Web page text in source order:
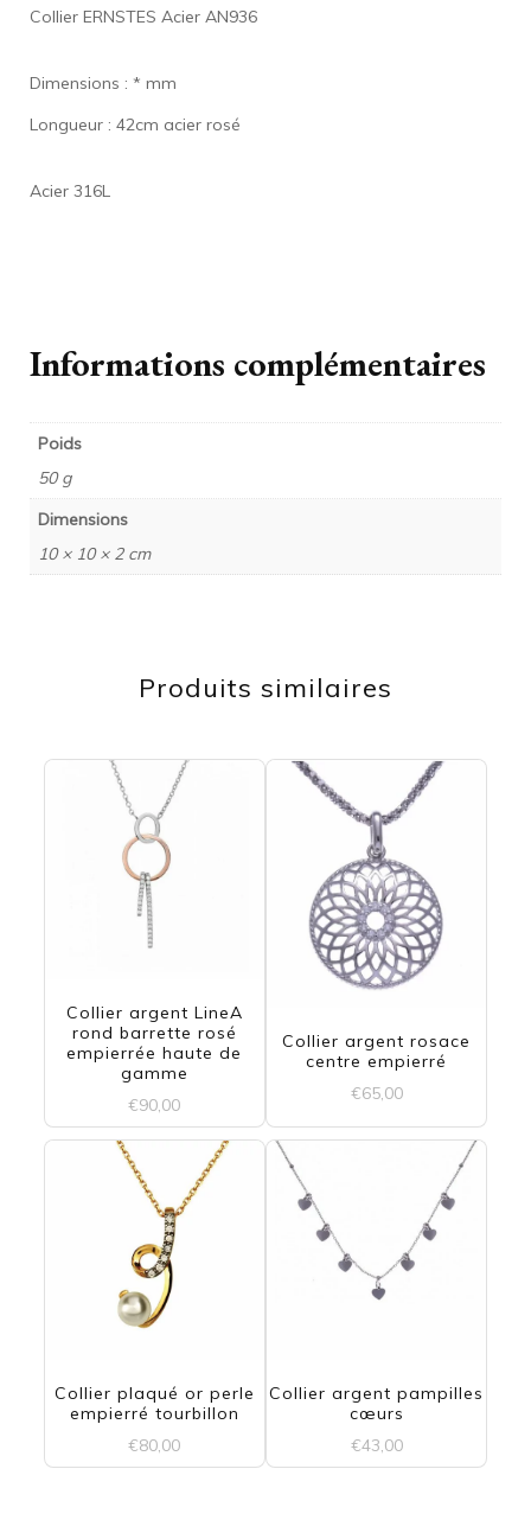
Collier ERNSTES Acier AN936
Dimensions : * mm
Longueur : 42cm acier rosé
Acier 316L
Informations complémentaires
Poids
50 g
Dimensions
10 × 10 × 2 cm
Produits similaires
Collier argent LineA
rond barrette rosé
empierrée haute de
gamme
€90,00
Collier argent rosace
centre empierré
€65,00
Collier plaqué or perle
empierré tourbillon
€80,00
Collier argent pampilles
cœurs
€43,00